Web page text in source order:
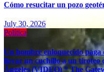
Cómo resucitar un pozo
July 30, 2026
Política
Un hombre enloquecido paga
llevar un cuchillo a un tiroteo
Ángeles (VIDEO) * The